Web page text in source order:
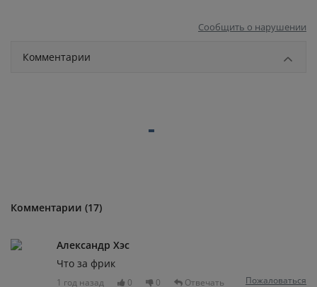
Сообщить о нарушении
Комментарии
Комментарии (17)
Александр Хэс
Что за фрик
1 год назад 0 0 Отвечать Пожаловаться